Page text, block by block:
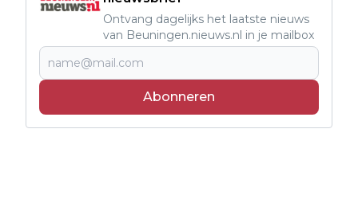
Ontvang dagelijks het laatste nieuws
van Beuningen.nieuws.nl in je mailbox
Abonneren